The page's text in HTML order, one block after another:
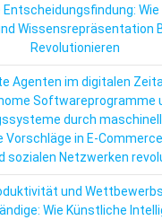
Entscheidungsfindung: Wie
Wissensrepräsentation
Revolutionieren
Agenten im digitalen
Softwareprogramme
durch
Vorschläge in E-
sozialen Netzwerken
und
Wie Künstliche